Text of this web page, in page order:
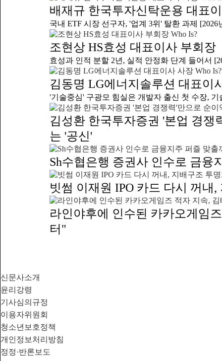
배재규 한국투자신탁운용 대표
국내 ETF 시장 선구자, '업계 3위' 탈환 과제 [2026
Who Is?
조현상 HS효성 대표이사 부회장
효성과 인적 분할 2년, 실적 안정화 단계 들어서
Who Is?
김동명 LG에너지솔루션 대표이
'기술중심' 구광모 힘실은 개발자 출신 첫 수장,
김성환 한국투자증권 '본업 경쟁
는 '공신'
Sh수협은행 증권사 인수로 금융
빗썸 이재원 IPO 카드 다시 꺼
라인야후에 인수된 카카오게임
터"
신문사소개
윤리강령
기사심의규정
이용자위원회
청소년보호정책
개인정보처리방침
정정·반론보도